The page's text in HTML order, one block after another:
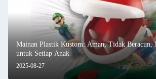
2025-08-27
Mainan Plastik Kustom: Aman, Tidak Beracun,
untuk Setiap Anak